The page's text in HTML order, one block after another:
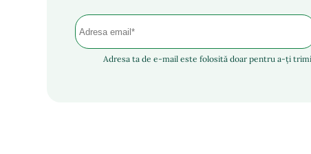
Adresa ta de e-mail este folosită doar pentru a-ți